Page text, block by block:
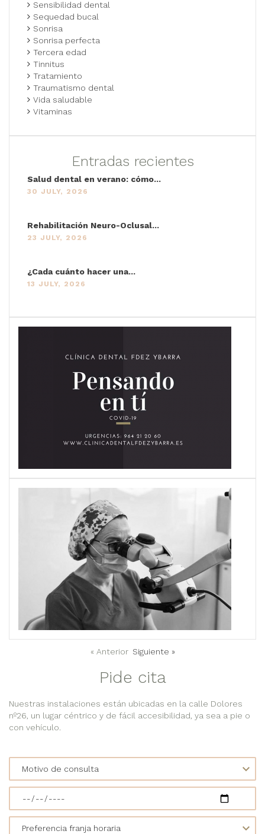
Sensibilidad dental
Sequedad bucal
Sonrisa
Sonrisa perfecta
Tercera edad
Tinnitus
Tratamiento
Traumatismo dental
Vida saludable
Vitaminas
Entradas recientes
Salud dental en verano: cómo...
30 JULY, 2026
Rehabilitación Neuro-Oclusal...
23 JULY, 2026
¿Cada cuánto hacer una...
13 JULY, 2026
« Anterior Siguiente »
Pide cita
Nuestras instalaciones están ubicadas en la calle Dolores
nº26, un lugar céntrico y de fácil accesibilidad, ya sea a pie o
con vehículo.